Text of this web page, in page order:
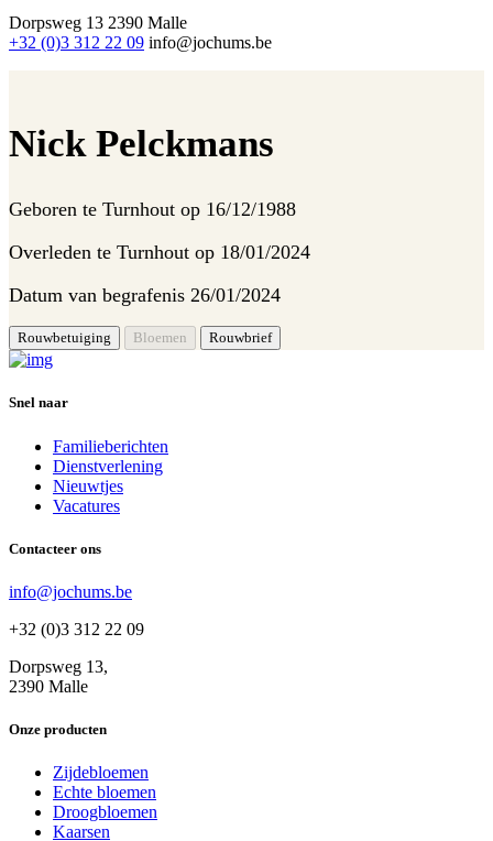
Dorpsweg 13 2390 Malle
+32 (0)3 312 22 09 info@jochums.be
Nick Pelckmans
Geboren te Turnhout op 16/12/1988
Overleden te Turnhout op 18/01/2024
Datum van begrafenis 26/01/2024
Snel naar
Familieberichten
Dienstverlening
Nieuwtjes
Vacatures
Contacteer ons
info@jochums.be
+32 (0)3 312 22 09
Dorpsweg 13,
2390 Malle
Onze producten
Zijdebloemen
Echte bloemen
Droogbloemen
Kaarsen